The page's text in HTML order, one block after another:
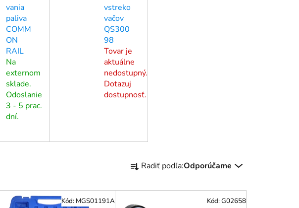
vania
paliva
COMM
ON
RAIL
Na
externom
sklade.
Odoslanie
3 - 5 prac.
dní.
vstreko
vačov
QS300
98
Tovar je
aktuálne
nedostupný.
Dotazuj
dostupnosť.
a Radiť podľa:Odporúčame
Kód: MGS01191A Kód:G02658